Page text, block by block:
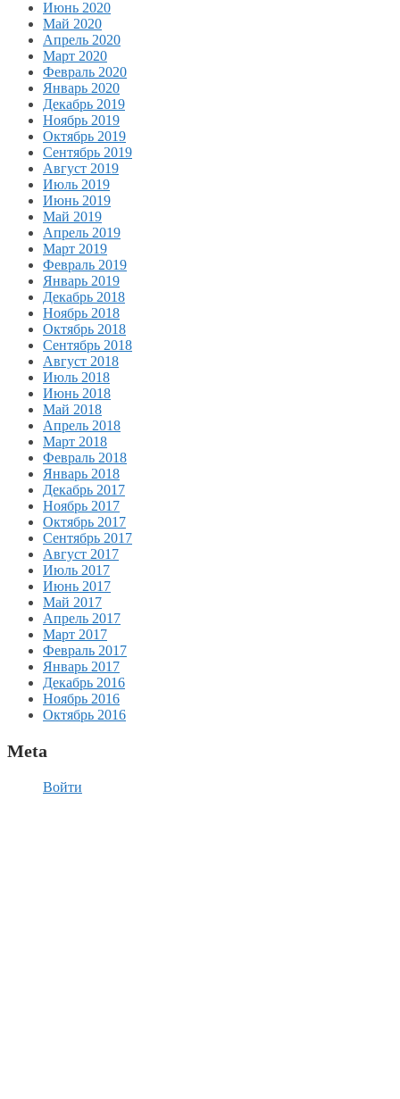
Июнь 2020
Май 2020
Апрель 2020
Март 2020
Февраль 2020
Январь 2020
Декабрь 2019
Ноябрь 2019
Октябрь 2019
Сентябрь 2019
Август 2019
Июль 2019
Июнь 2019
Май 2019
Апрель 2019
Март 2019
Февраль 2019
Январь 2019
Декабрь 2018
Ноябрь 2018
Октябрь 2018
Сентябрь 2018
Август 2018
Июль 2018
Июнь 2018
Май 2018
Апрель 2018
Март 2018
Февраль 2018
Январь 2018
Декабрь 2017
Ноябрь 2017
Октябрь 2017
Сентябрь 2017
Август 2017
Июль 2017
Июнь 2017
Май 2017
Апрель 2017
Март 2017
Февраль 2017
Январь 2017
Декабрь 2016
Ноябрь 2016
Октябрь 2016
Meta
Войти